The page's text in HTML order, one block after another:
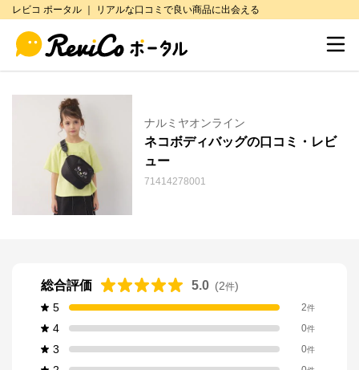
レビコ ポータル ｜ リアルな口コミで良い商品に出会える
ナルミヤオンライン
ネコボディバッグの口コミ・レビ
ュー
71414278001
総合評価 5.0 (2件)
5
2件
4 0件
3 0件